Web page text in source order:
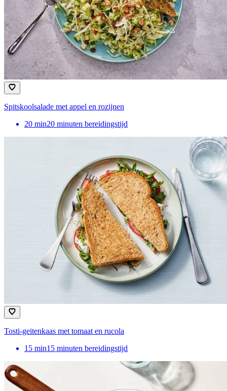
Spitskoolsalade met appel en rozijnen
20 min20 minuten bereidingstijd
Tosti-geitenkaas met tomaat en rucola
15 min15 minuten bereidingstijd